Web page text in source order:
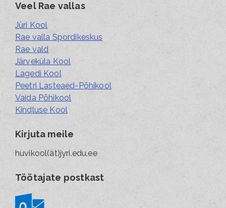
Veel Rae vallas
Jüri Kool
Rae valla Spordikeskus
Rae vald
Järveküla Kool
Lagedi Kool
Peetri Lasteaed-Põhikool
Vaida Põhikool
Kindluse Kool
Kirjuta meile
huvikool(ät)jyri.edu.ee
Töötajate postkast